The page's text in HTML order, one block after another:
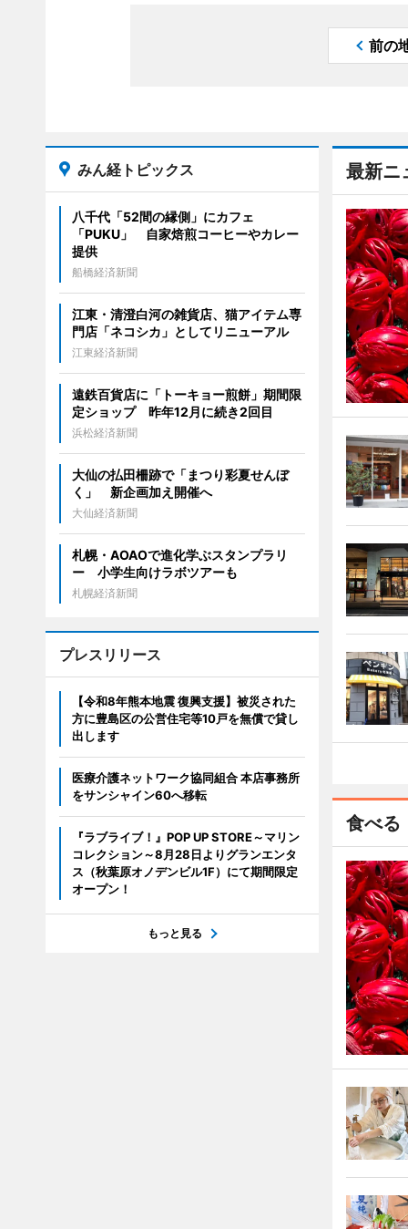
前の
最新ニ
食べる
みん経トピックス
八千代「52間の縁側」にカフェ
「PUKU」 自家焙煎コーヒーやカレー
提供
船橋経済新聞
江東・清澄白河の雑貨店、猫アイテム専
門店「ネコシカ」としてリニューアル
江東経済新聞
遠鉄百貨店に「トーキョー煎餅」期間限
定ショップ 昨年12月に続き2回目
浜松経済新聞
大仙の払田柵跡で「まつり彩夏せんぼ
く」 新企画加え開催へ
大仙経済新聞
札幌・AOAOで進化学ぶスタンプラリ
ー 小学生向けラボツアーも
札幌経済新聞
プレスリリース
【令和8年熊本地震 復興支援】被災された
方に豊島区の公営住宅等10戸を無償で貸し
出します
医療介護ネットワーク協同組合 本店事務所
をサンシャイン60へ移転
『ラブライブ！』POP UP STORE～マリン
コレクション～8月28日よりグランエンタ
ス（秋葉原オノデンビル1F）にて期間限定
オープン！
もっと見る